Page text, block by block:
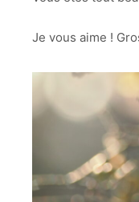
Je vous aime !